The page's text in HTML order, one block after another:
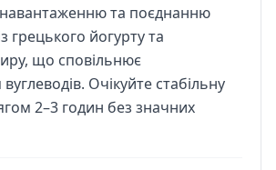
навантаженню та поєднанню
грецького йогурту та
що сповільнює
Очікуйте стабільну
2–3 годин без значних